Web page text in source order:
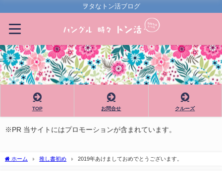
ヲタなトン活ブログ
TOP お問合せ クルーズ
※PR 当サイトにはプロモーションが含まれています。
ホーム 推し書初め 2019年あけましておめでとうございます。